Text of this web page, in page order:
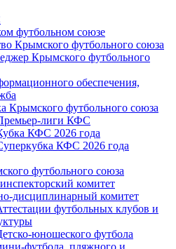
футбольном союзе
Крымского футбольного союза
Крымского футбольного
обеспечения,
Крымского футбольного союза
лиги КФС
КФС 2026 года
КФС 2026 года
футбольного союза
комитет
дисциплинарный комитет
футбольных клубов и
юношеского футбола
футбола, пляжного и